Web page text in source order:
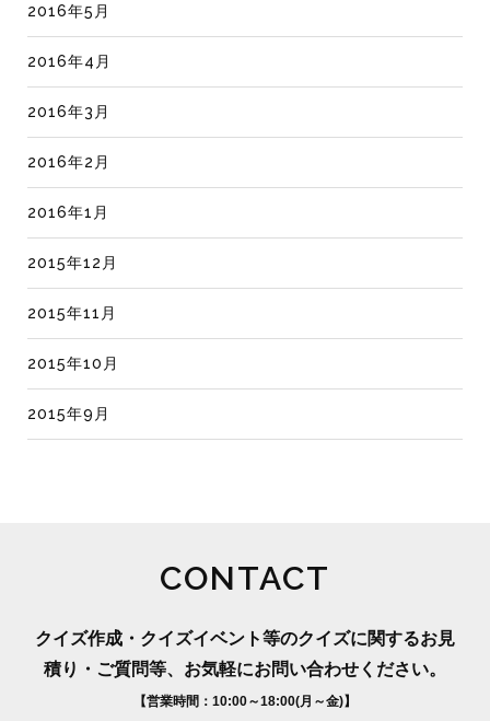
2016年5月
2016年4月
2016年3月
2016年2月
2016年1月
2015年12月
2015年11月
2015年10月
2015年9月
CONTACT
クイズ作成・クイズイベント等のクイズに関するお見
積り・ご質問等、お気軽にお問い合わせください。
【営業時間：10:00～18:00(月～金)】